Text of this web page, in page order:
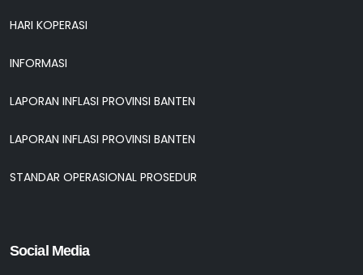
HARI KOPERASI
INFORMASI
LAPORAN INFLASI PROVINSI BANTEN
LAPORAN INFLASI PROVINSI BANTEN
STANDAR OPERASIONAL PROSEDUR
Social Media